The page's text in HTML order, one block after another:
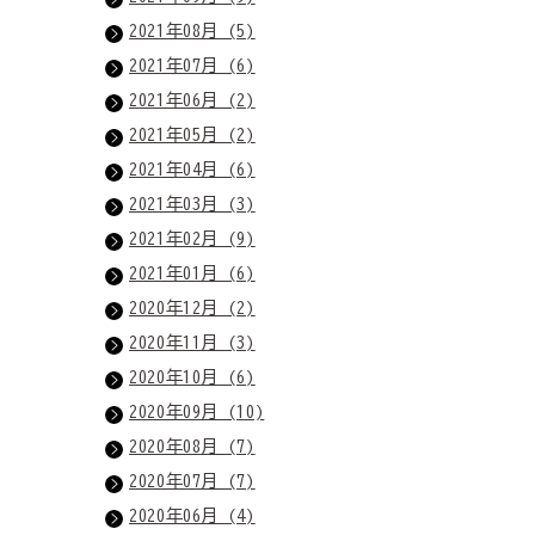
2021年08月 (5)
2021年07月 (6)
2021年06月 (2)
2021年05月 (2)
2021年04月 (6)
2021年03月 (3)
2021年02月 (9)
2021年01月 (6)
2020年12月 (2)
2020年11月 (3)
2020年10月 (6)
2020年09月 (10)
2020年08月 (7)
2020年07月 (7)
2020年06月 (4)